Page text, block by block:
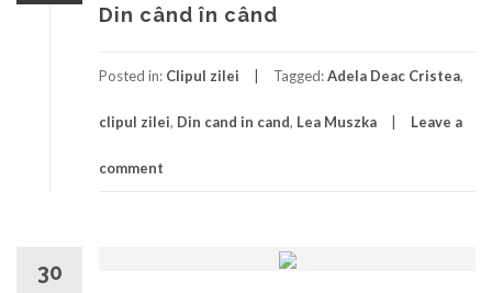
Din când în când
Posted in: Clipul zilei Tagged:Adela Deac Cristea,
clipul zilei, Din cand in cand, Lea Muszka Leave a
comment
30